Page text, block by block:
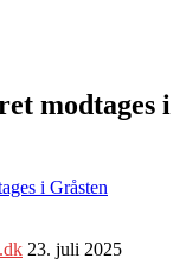
modtages i
i Gråsten
23. juli 2025